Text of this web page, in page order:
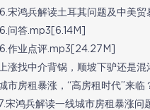
鸿兵解读土耳其问题及中美贸
问答.mp3[6.14M]
作业点评.mp3[24.27M]
涨找中介背锅，顺坡下驴还是混
市房租暴涨，“高房租时代”来
鸿兵解读一线城市房租暴涨问